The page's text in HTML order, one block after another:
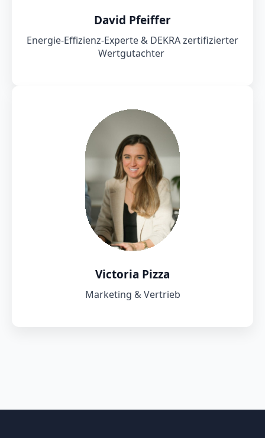
David Pfeiffer
Energie-Effizienz-Experte & DEKRA zertifizierter
Wertgutachter ​
Victoria Pizza
Marketing & Vertrieb